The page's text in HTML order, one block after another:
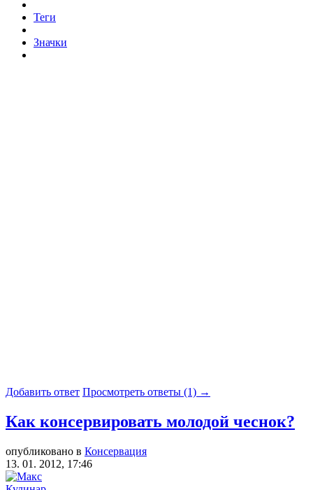
Теги
Значки
Добавить ответ Просмотреть ответы (1) →
Как консервировать молодой чеснок?
опубликовано в Консервация
13. 01. 2012, 17:46